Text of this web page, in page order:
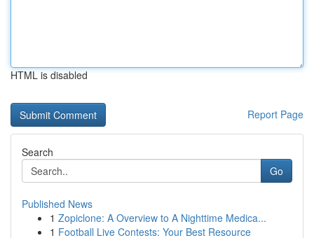
HTML is disabled
Report Page
Search
Go
Published News
1 Zopiclone: A Overview to A Nighttime Medica...
1 Football Live Contests: Your Best Resource